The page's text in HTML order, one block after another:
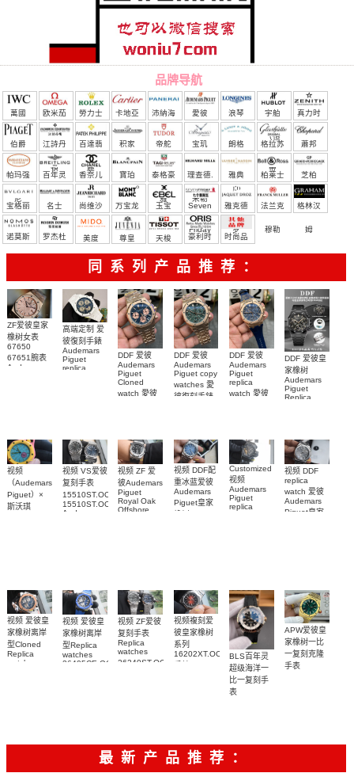
品牌导航
萬國 欧米茄 勞力士 卡地亞 沛納海 愛彼 浪琴 宇舶
（恒
宝）
真力时
伯爵 江詩丹
頓
百達翡
麗
积家 帝舵 宝玑 朗格 格拉苏
蒂
蕭邦
帕玛强
尼
百年灵 香奈儿 寶珀 泰格豪
雅
理查德.
米勒
雅典 柏莱士 芝柏
宝格丽 名士 尚维沙 万宝龙 玉宝 Seven
Friday
雅克德
罗
法兰克
穆勒
格林汉
姆
诺莫斯
罗杰杜 美度 尊皇 天梭 豪利时 时尚品
牌/原单
同系列产品推荐：
ZF爱彼皇家
橡树女表
67650
67651腕表
Audemars
高端定制 爱
彼復刻手錶
Audemars
Piguet
replica
26579CB.OO.1225CB.01
DDF 爱彼
Audemars
Piguet
Cloned
watch 愛彼
DDF 爱彼
Audemars
Piguet copy
watches 愛
彼復刻手錶
DDF 爱彼
Audemars
Piguet
replica
watch 愛彼
DDF 爱彼皇
家橡树
Audemars
Piguet
Replica
视频
（Audemars
Piguet）×
斯沃琪
视频 VS爱彼
复刻手表
15510ST.OO.1320ST.06，
15510ST.OO.1320ST.09
Audemars
视频 ZF 爱
彼Audemars
Piguet
Royal Oak
Offshore
视频 DDF配
重冰蓝爱彼
Audemars
Piguet皇家
Customized
视频
Audemars
Piguet
replica
视频 DDF
replica
watch 爱彼
Audemars
Piguet皇家
视频 爱彼皇
家橡树离岸
型Cloned
Replica
watch
视频 爱彼皇
家橡树离岸
型Replica
watches
26405CE.OO.A030CA.01
视频 ZF爱彼
复刻手表
Replica
watches
26240ST.OO.1320ST.08，
视频複刻爱
彼皇家橡树
系列
16202XT.OO.1240XT.01
BLS百年灵
超级海洋一
比一复刻手
表
APW爱彼皇
家橡树一比
一复刻克隆
手表
最新产品推荐：